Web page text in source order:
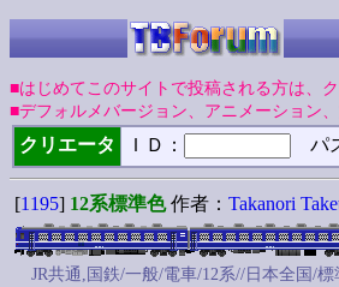
■はじめてこのサイトで投稿される方は、
■デフォルメバージョン、アニメーション
クリエータ ＩＤ： パ
[1195] 12系標準色作者： Takanori
JR共通,国鉄/一般/電車/12系//日本全国/標